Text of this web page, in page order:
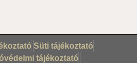
Süti tájékoztató
tájékoztató